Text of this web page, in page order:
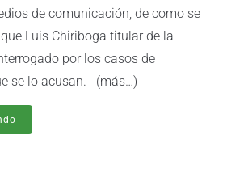
de comunicación, de como se
Luis Chiriboga titular de la
por los casos de
se lo acusan. (más…)